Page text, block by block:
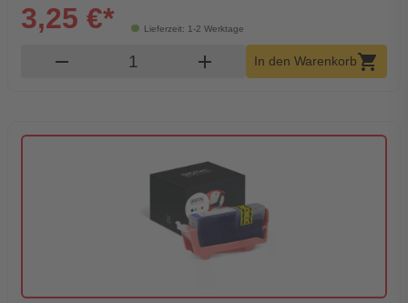
Lieferzeit: 1-2 Werktage
3,25 €*
remove Produkt Warenkorb Menge
add In den Warenkorbshopping_cart